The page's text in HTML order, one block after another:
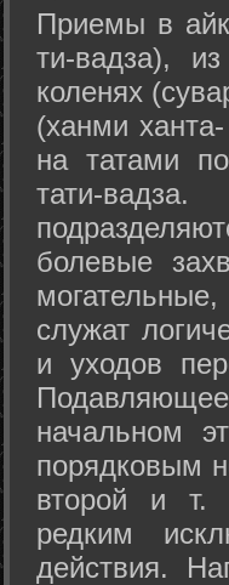
Приемы в
ти-вадза),
коленях
(ханми
на татами
тати-
болевые
служат
и уходов
начальном
порядковым
второй и т.
редким
действия.